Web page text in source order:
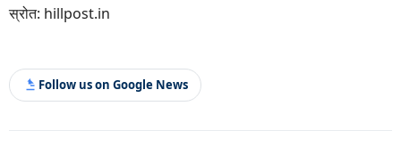
स्रोत: hillpost.in
Follow us on Google News